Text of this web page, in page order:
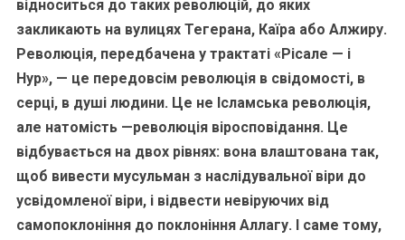
відноситься до таких революцій, до яких
закликають на вулицях Тегерана, Каїра або Алжиру.
Революція, передбачена у трактаті «Рісале — і
Нур», — це передовсім революція в свідомості, в
серці, в душі людини. Це не Ісламська революція,
але натомість —революція віросповідання. Це
відбувається на двох рівнях: вона влаштована так,
щоб вивести мусульман з наслідувальної віри до
усвідомленої віри, і відвести невіруючих від
самопоклоніння до поклоніння Аллагу. І саме тому,